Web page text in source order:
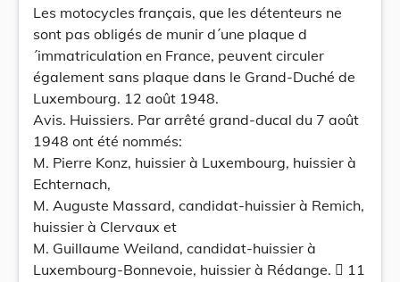
Les motocycles français, que les détenteurs ne
sont pas obligés de munir d´une plaque d
´immatriculation en France, peuvent circuler
également sans plaque dans le Grand-Duché de
Luxembourg. 12 août 1948.
Avis. Huissiers. Par arrêté grand-ducal du 7 août
1948 ont été nommés:
M. Pierre Konz, huissier à Luxembourg, huissier à
Echternach,
M. Auguste Massard, candidat-huissier à Remich,
huissier à Clervaux et
M. Guillaume Weiland, candidat-huissier à
Luxembourg-Bonnevoie, huissier à Rédange.  11